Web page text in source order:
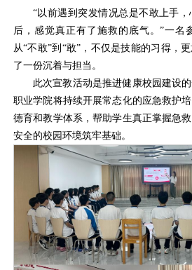
“以前遇到突发情况总是不敢上手
后，感觉真正有了施救的底气。”一名
从“不敢”到“敢”，不仅是技能的习得，
了一份沉着与担当。
此次宣教活动是推进健康校园建设
职业学院将持续开展常态化的应急救护
德育和教学体系，帮助学生真正掌握急
安全的校园环境筑牢基础。